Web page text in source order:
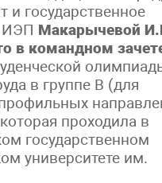
государственное
ИЭП Макарычевой
в командном
в группе В (для
проходила в
государственном
университете им.